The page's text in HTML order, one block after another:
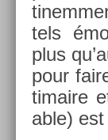
tels
plus
pour
timaire
able)